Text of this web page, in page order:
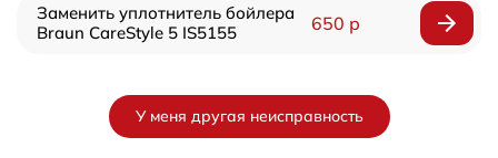
Заменить уплотнитель бойлера
Braun CareStyle 5 IS5155
650 р
У меня другая неисправность